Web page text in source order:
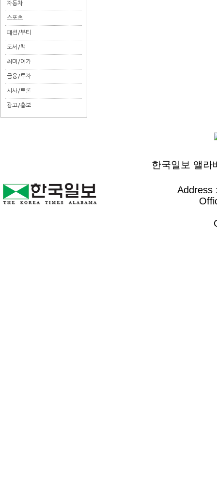
자동차
스포츠
퍠션/뷰티
도서/책
취미/여가
금융/투자
시사/토론
광고/홍보
한국일보 앨라
Address